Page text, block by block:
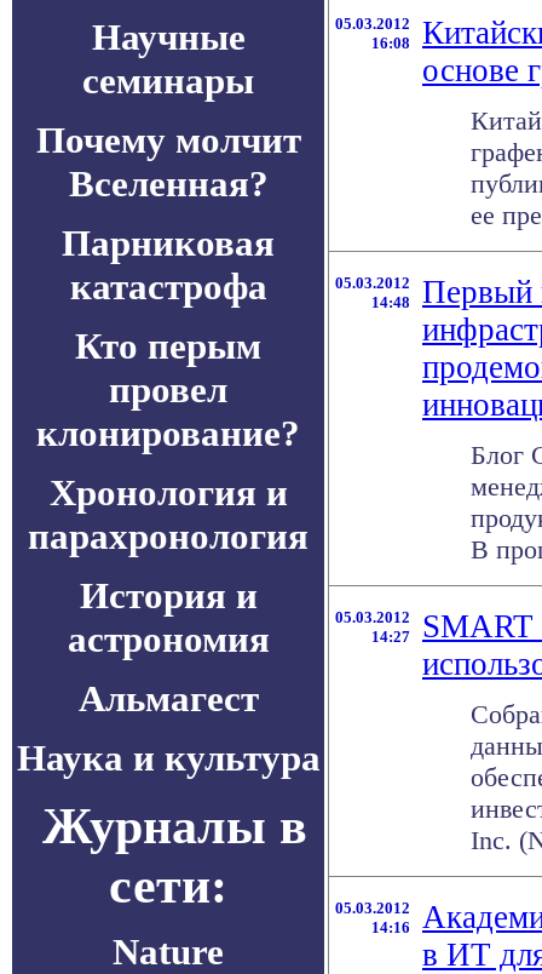
Научные
семинары
Почему молчит
Вселенная?
Парниковая
катастрофа
Кто перым
провел
клонирование?
Хронология и
парахронология
История и
астрономия
Альмагест
Наука и культура
Журналы в
сети:
Nature
05.03.2012
16:08
основе
ее
05.03.2012
14:48
Первый
Блог
В
05.03.2012
14:27
SMART
Inc.
05.03.2012
14:16
в ИТ